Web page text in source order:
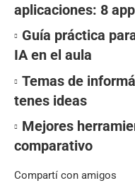
aplicaciones: 8
Guía práctica
IA en el aula
Temas de
tenes ideas
Mejores
comparativo
Compartí con amigos